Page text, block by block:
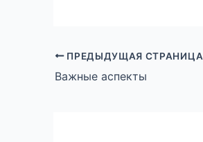
ПРЕДЫДУЩАЯ СТРАНИЦА
Важные аспекты